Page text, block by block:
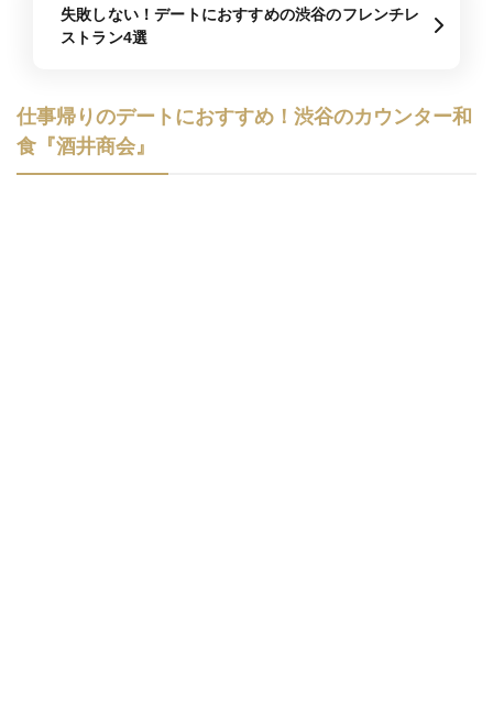
失敗しない！デートにおすすめの渋谷のフレンチレ
ストラン4選
仕事帰りのデートにおすすめ！渋谷のカウンター和
食『酒井商会』